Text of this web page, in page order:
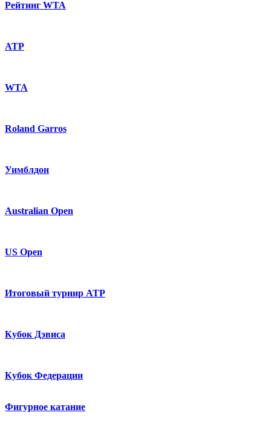
Рейтинг WTA
ATP
WTA
Roland Garros
Уимблдон
Australian Open
US Open
Итоговый турнир ATP
Кубок Дэвиса
Кубок Федерации
Фигурное катание